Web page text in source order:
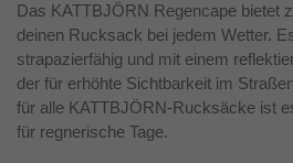
Das KATTBJÖRN Regencape bietet
deinen Rucksack bei jedem Wetter.
strapazierfähig und mit einem
der für erhöhte Sichtbarkeit im
für alle KATTBJÖRN-Rucksäcke ist
für regnerische Tage.